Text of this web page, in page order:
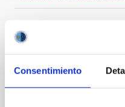
Consentimiento
Te puede